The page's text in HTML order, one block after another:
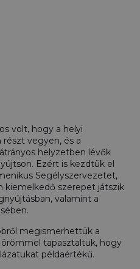
volt, hogy a helyi
vegyen, és a
helyzetben lévők
Ezért is kezdtük el
Segélyszervezetet,
kiemelkedő szerepet játszik
valamint a
megismerhettük a
tapasztaltuk, hogy
példaértékű.